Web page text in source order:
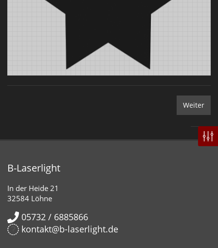
Weiter
B-Laserlight
In der Heide 21
32584 Löhne
05732 / 6885866
kontakt@b-laserlight.de